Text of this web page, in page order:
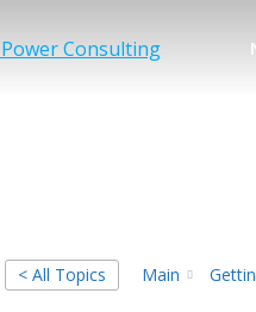
< All Topics Main